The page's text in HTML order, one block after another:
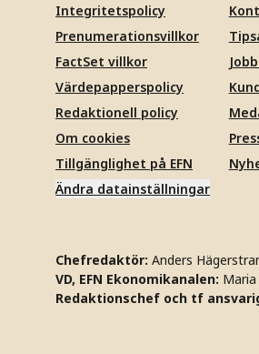
Integritetspolicy
Prenumerationsvillkor
FactSet villkor
Värdepapperspolicy
Redaktionell policy
Om cookies
Tillgänglighet på EFN
Ändra datainställningar
Chefredaktör: Anders
VD, EFN Ekonomikanalen:
Redaktionschef och tf